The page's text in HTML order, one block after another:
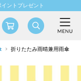
ントプレゼント
折りたたみ雨晴兼用雨傘